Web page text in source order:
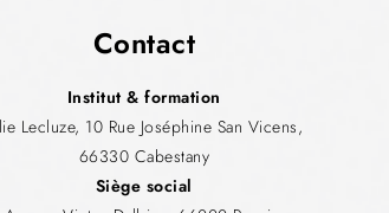
Contact
Institut & formation
Lecluze, 10 Rue Joséphine San Vicens,
66330 Cabestany
Siège social